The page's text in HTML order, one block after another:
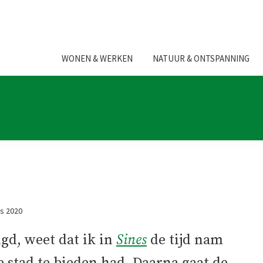
WONEN & WERKEN NATUUR & ONTSPANNING
2020
weet dat ik in Sines de tijd nam